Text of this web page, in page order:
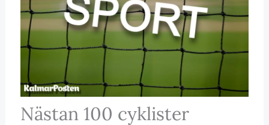
Nästan 100 cyklister